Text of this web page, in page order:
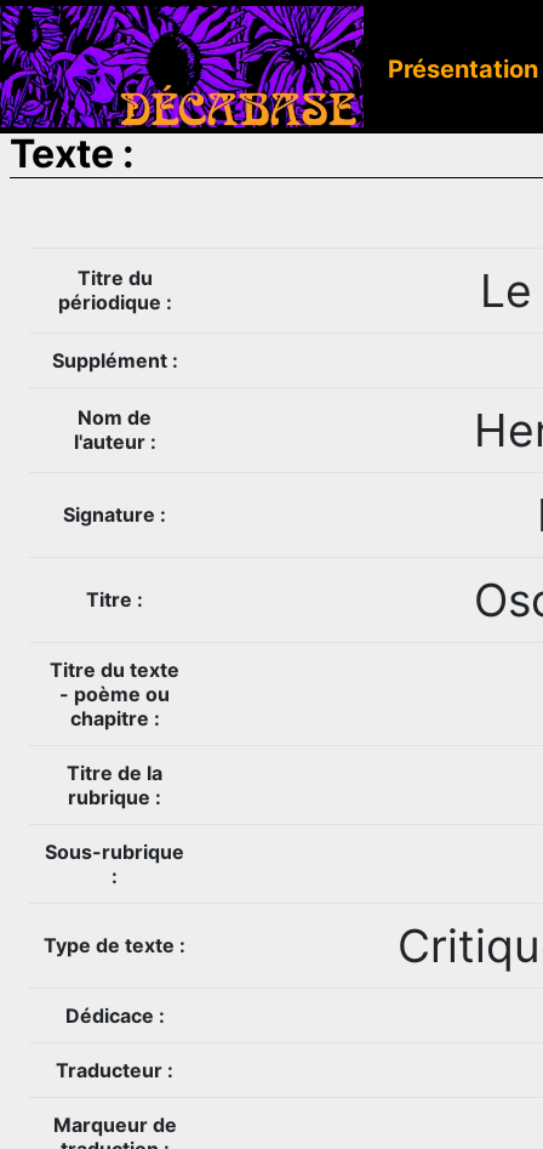
Présentation
Texte :
Titre du
périodique :
Supplément :
Nom de
l'auteur :
Signature :
Titre :
Titre du texte
- poème ou
chapitre :
Titre de la
rubrique :
Sous-rubrique
:
Type de texte :
Dédicace :
Traducteur :
Marqueur de